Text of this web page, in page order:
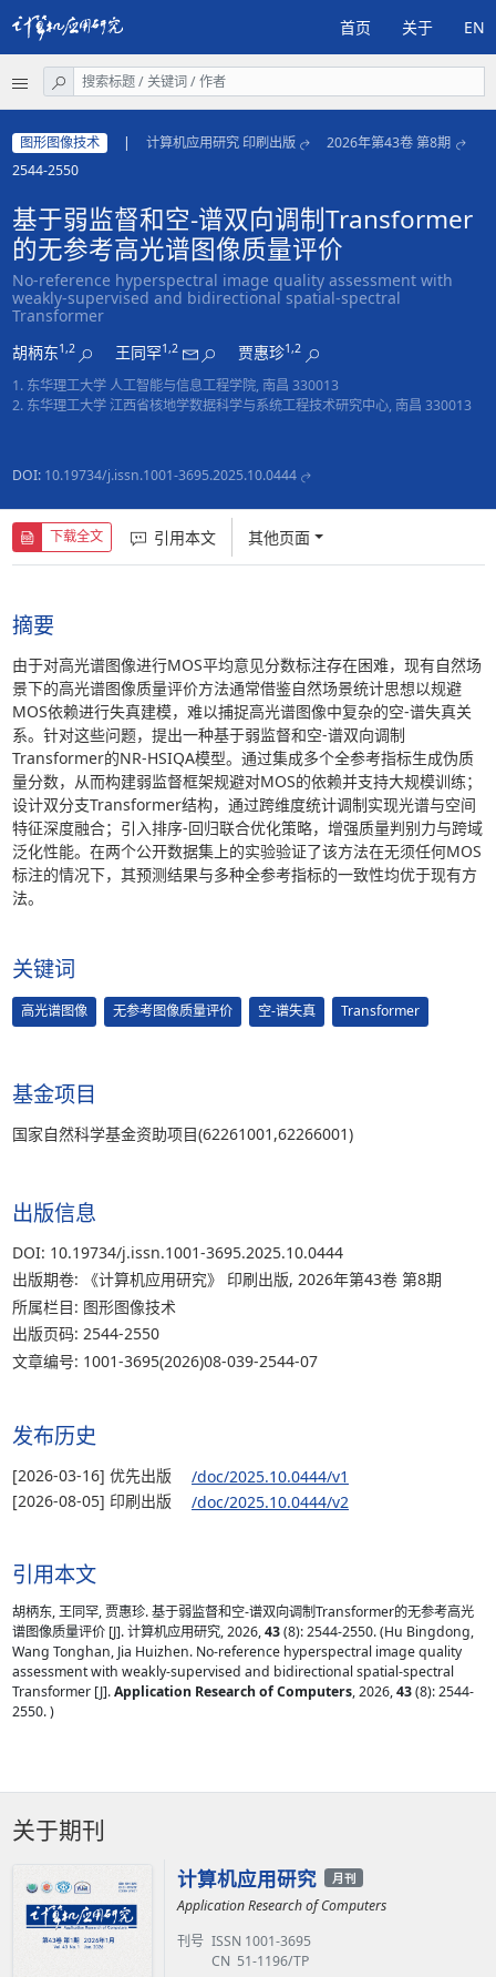
首页 关于 EN
图形图像技术 | 计算机应用研究 印刷出版
2026年第43卷 第8期
2544-2550
基于弱监督和空-谱双向调制Transformer
的无参考高光谱图像质量评价
No-reference hyperspectral image quality assessment with
weakly-supervised and bidirectional spatial-spectral
Transformer
胡柄东1,2 王同罕1,2 贾惠珍1,2
1. 东华理工大学 人工智能与信息工程学院, 南昌 330013
2. 东华理工大学 江西省核地学数据科学与系统工程技术研究中心, 南昌 330013
DOI: 10.19734/j.issn.1001-3695.2025.10.0444
下载全文 引用本文 其他页面
摘要
由于对高光谱图像进行MOS平均意见分数标注存在困难，现有自然场
景下的高光谱图像质量评价方法通常借鉴自然场景统计思想以规避
MOS依赖进行失真建模，难以捕捉高光谱图像中复杂的空-谱失真关
系。针对这些问题，提出一种基于弱监督和空-谱双向调制
Transformer的NR-HSIQA模型。通过集成多个全参考指标生成伪质
量分数，从而构建弱监督框架规避对MOS的依赖并支持大规模训练；
设计双分支Transformer结构，通过跨维度统计调制实现光谱与空间
特征深度融合；引入排序-回归联合优化策略，增强质量判别力与跨域
泛化性能。在两个公开数据集上的实验验证了该方法在无须任何MOS
标注的情况下，其预测结果与多种全参考指标的一致性均优于现有方
法。
关键词
高光谱图像 无参考图像质量评价 空-谱失真 Transformer
基金项目
国家自然科学基金资助项目(62261001,62266001)
出版信息
DOI: 10.19734/j.issn.1001-3695.2025.10.0444
出版期卷: 《计算机应用研究》 印刷出版, 2026年第43卷 第8期
所属栏目: 图形图像技术
出版页码: 2544-2550
文章编号: 1001-3695(2026)08-039-2544-07
发布历史
[2026-03-16] 优先出版
/doc/2025.10.0444/v1
[2026-08-05] 印刷出版
/doc/2025.10.0444/v2
引用本文
胡柄东, 王同罕, 贾惠珍. 基于弱监督和空-谱双向调制Transformer的无参考高光
谱图像质量评价 [J]. 计算机应用研究, 2026,43(8): 2544-2550. (Hu Bingdong,
Wang Tonghan, Jia Huizhen. No-reference hyperspectral image quality
assessment with weakly-supervised and bidirectional spatial-spectral
Transformer [J].Application Research of Computers, 2026,43(8): 2544-
2550. )
关于期刊
计算机应用研究 月刊
Application Research of Computers
刊号 ISSN 1001-3695
CN 51-1196/TP